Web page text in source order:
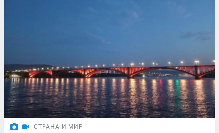
СТРАНА И МИР